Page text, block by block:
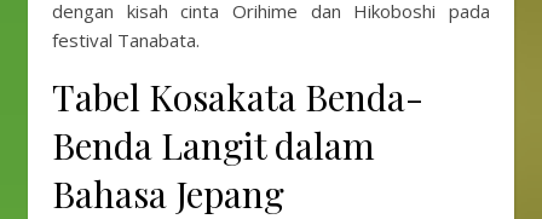
dengan kisah cinta Orihime dan Hikoboshi pada
festival Tanabata.
Tabel Kosakata Benda-
Benda Langit dalam
Bahasa Jepang